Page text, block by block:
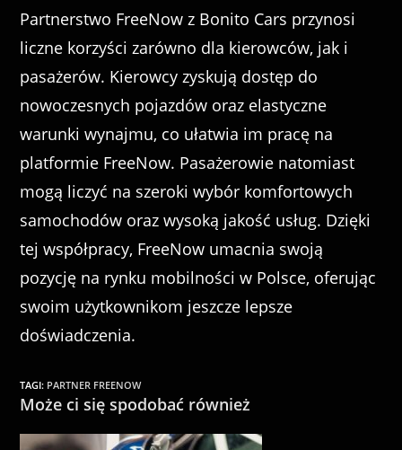
Partnerstwo FreeNow z Bonito Cars przynosi
liczne korzyści zarówno dla kierowców, jak i
pasażerów. Kierowcy zyskują dostęp do
nowoczesnych pojazdów oraz elastyczne
warunki wynajmu, co ułatwia im pracę na
platformie FreeNow. Pasażerowie natomiast
mogą liczyć na szeroki wybór komfortowych
samochodów oraz wysoką jakość usług. Dzięki
tej współpracy, FreeNow umacnia swoją
pozycję na rynku mobilności w Polsce, oferując
swoim użytkownikom jeszcze lepsze
doświadczenia.
TAGI: PARTNER FREENOW
Może ci się spodobać również